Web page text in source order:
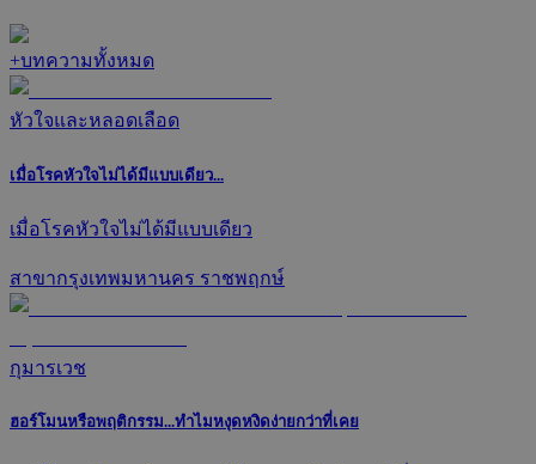
+บทความทั้งหมด
หัวใจและหลอดเลือด
เมื่อโรคหัวใจไม่ได้มีแบบเดียว...
เมื่อโรคหัวใจไม่ได้มีแบบเดียว
สาขากรุงเทพมหานคร ราชพฤกษ์
กุมารเวช
ฮอร์โมนหรือพฤติกรรม...ทำไมหงุดหงิดง่ายกว่าที่เคย